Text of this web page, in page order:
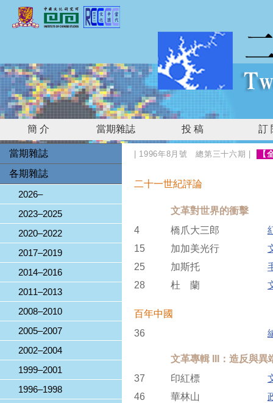
簡 介 當期雜誌 投 稿 訂
當期雜誌
各期雜誌
2026–
2023–2025
2020–2022
2017–2019
2014–2016
2011–2013
2008–2010
2005–2007
2002–2004
1999–2001
1996–1998
1996年8月號 總第三十六期 【
二十一世紀評論
文革對世界的衝擊
4
橋爪大三郎
15
加加美光行
25
加斯托
28
杜 蘭
百年中國
36
文革專輯 III：造反與異
37
印紅標
46
華林山